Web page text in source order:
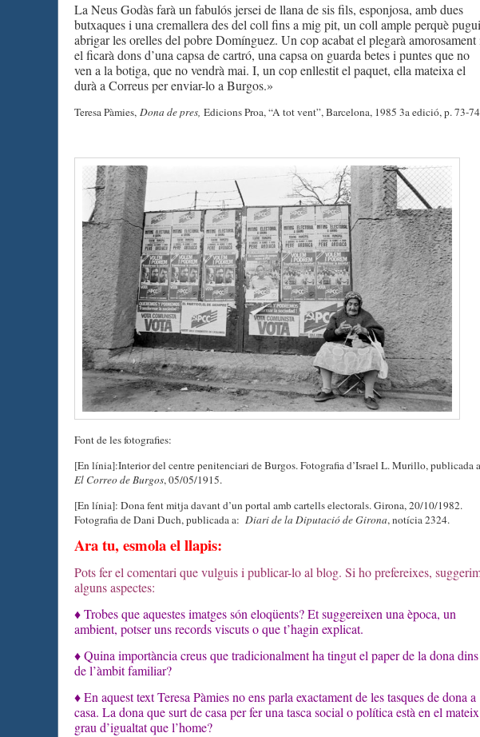
La Neus Godàs farà un fabulós jersei de llana de sis fils, esponjosa, amb dues
butxaques i una cremallera des del coll fins a mig pit, un coll ample perquè pugui
abrigar les orelles del pobre Domínguez. Un cop acabat el plegarà amorosament
el ficarà dons d’una capsa de cartró, una capsa on guarda betes i puntes que no
ven a la botiga, que no vendrà mai. I, un cop enllestit el paquet, ella mateixa el
durà a Correus per enviar-lo a Burgos.»
Teresa Pàmies, Dona de pres, Edicions Proa, “A tot vent”, Barcelona, 1985 3a edició, p. 73-
Font de les fotografies:
[En línia]:Interior del centre penitenciari de Burgos. Fotografia d’Israel L. Murillo, publicada
El Correo de Burgos, 05/05/1915.
[En línia]: Dona fent mitja davant d’un portal amb cartells electorals. Girona, 20/10/1982.
Fotografia de Dani Duch, publicada a: Diari de la Diputació de Girona, notícia 2324.
Ara tu, esmola el llapis:
Pots fer el comentari que vulguis i publicar-lo al blog. Si ho prefereixes,
alguns aspectes:
♦ Trobes que aquestes imatges són eloqüents? Et suggereixen una època, un
ambient, potser uns records viscuts o que t’hagin explicat.
♦ Quina importància creus que tradicionalment ha tingut el paper de la dona dins
de l’àmbit familiar?
♦ En aquest text Teresa Pàmies no ens parla exactament de les tasques de dona a
casa. La dona que surt de casa per fer una tasca social o política està en el mateix
grau d’igualtat que l’home?